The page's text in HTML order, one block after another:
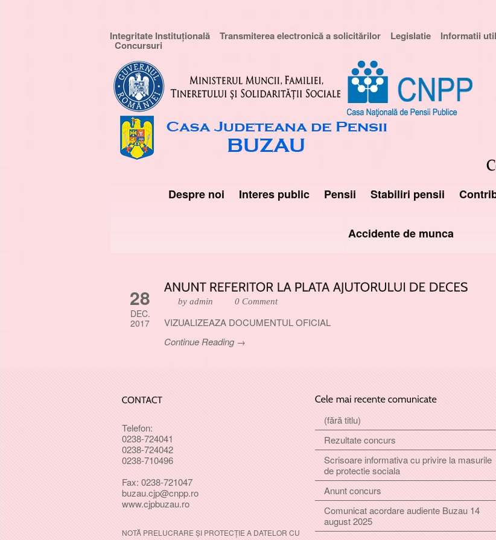
Integritate Instituțională
Transmiterea electronică a solicitărilor Legislatie Informatii
Concursuri
Despre noi Interes public Pensii Stabiliri pensii
Accidente de munca
28
DEC.
2017
by admin 0 Comment
VIZUALIZEAZA DOCUMENTUL OFICIAL
Continue Reading →
Telefon:
0238-724041
0238-724042
0238-710496
Fax: 0238-721047
buzau.cjp@cnpp.ro
www.cjpbuzau.ro
NOTĂ PRELUCRARE ȘI PROTECȚIE A DATELOR CU
(fără titlu)
Rezultate concurs
Scrisoare informativa cu privire la masurile
de protectie sociala
Anunt concurs
Comunicat acordare audiente Buzau 14
august 2025